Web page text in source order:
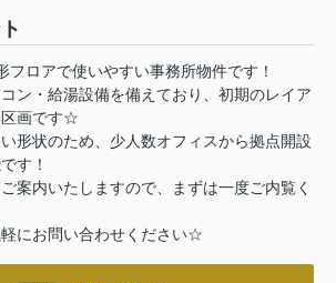
フロアで使いやすい事務所物件です！
ン・給湯設備を備えており、初期のレイア
区画です☆
形状のため、少人数オフィスから拠点開設
す！
案内いたしますので、まずは一度ご内覧く
にお問い合わせください☆